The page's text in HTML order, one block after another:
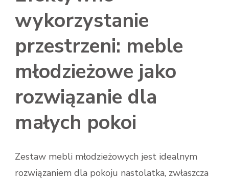
wykorzystanie
przestrzeni: meble
młodzieżowe jako
rozwiązanie dla
małych pokoi
Zestaw mebli młodzieżowych jest idealnym
rozwiązaniem dla pokoju nastolatka, zwłaszcza